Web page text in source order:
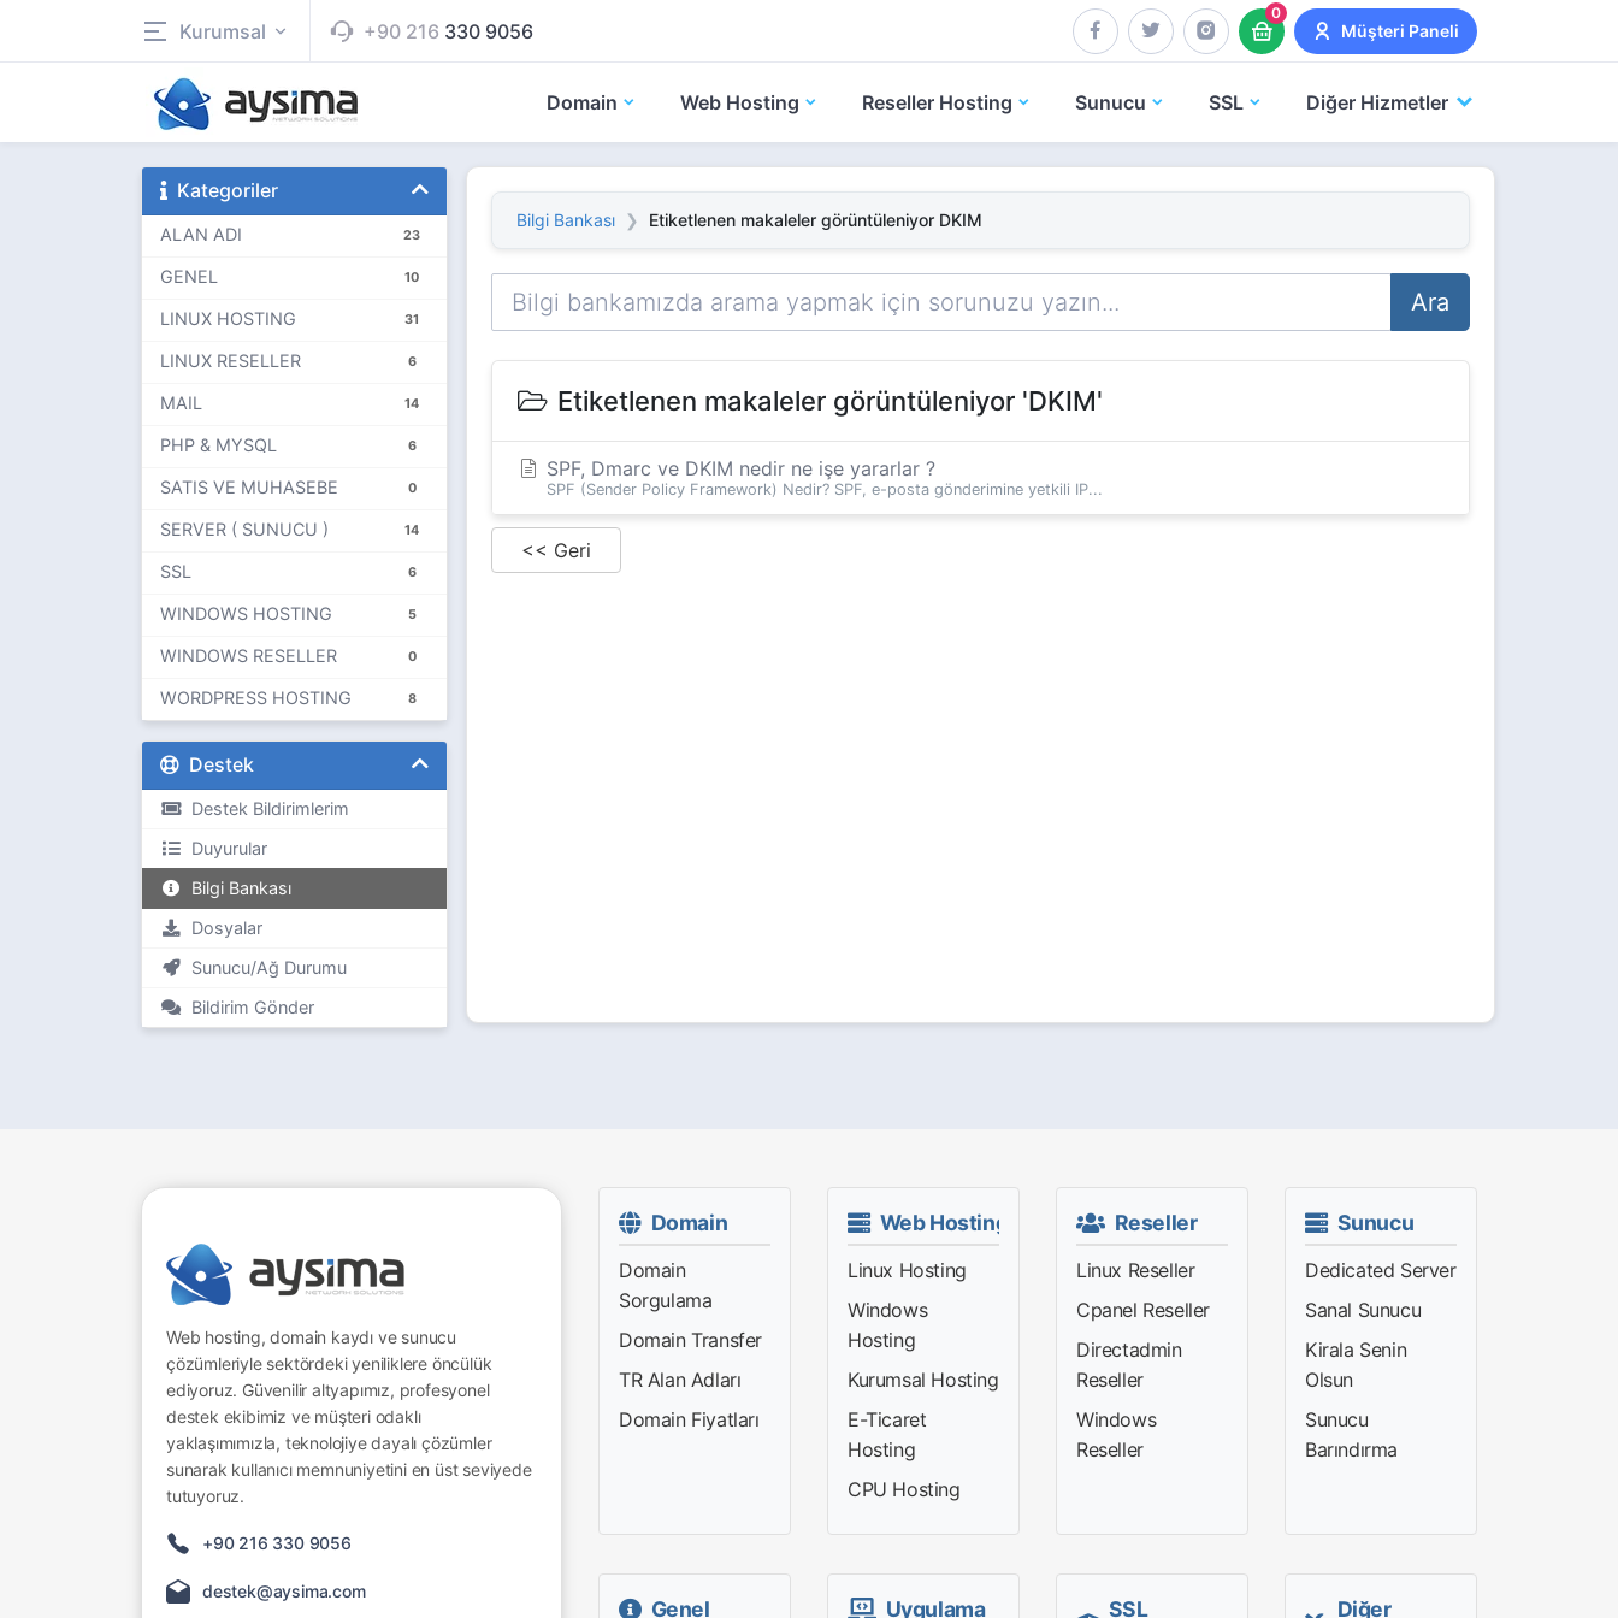
Kurumsal +90 216 330 9056
0
Müşteri Paneli
Domain Web Hosting Reseller Hosting Sunucu SSL Diğer Hizmetler
Kategoriler
23
ALAN ADI
10
GENEL
31
LINUX HOSTING
6
LINUX RESELLER
14
MAIL
6
PHP & MYSQL
0
SATIS VE MUHASEBE
14
SERVER ( SUNUCU )
6
SSL
5
WINDOWS HOSTING
0
WINDOWS RESELLER
8
WORDPRESS HOSTING
Destek
Destek Bildirimlerim
Duyurular
Bilgi Bankası
Dosyalar
Sunucu/Ağ Durumu
Bildirim Gönder
Bilgi Bankası Etiketlenen makaleler görüntüleniyor DKIM
Ara
Etiketlenen makaleler görüntüleniyor 'DKIM'
SPF, Dmarc ve DKIM nedir ne işe yararlar ?
SPF (Sender Policy Framework) Nedir? SPF, e-posta gönderimine yetkili IP...
<< Geri
Web hosting, domain kaydı ve sunucu
çözümleriyle sektördeki yeniliklere öncülük
ediyoruz. Güvenilir altyapımız, profesyonel
destek ekibimiz ve müşteri odaklı
yaklaşımımızla, teknolojiye dayalı çözümler
sunarak kullanıcı memnuniyetini en üst seviyede
tutuyoruz.
+90 216 330 9056
destek@aysima.com
Domain
Domain
Sorgulama
Domain Transfer
TR Alan Adları
Domain Fiyatları
Web Hosting
Linux Hosting
Windows
Hosting
Kurumsal Hosting
E-Ticaret
Hosting
CPU Hosting
Reseller
Linux Reseller
Cpanel Reseller
Directadmin
Reseller
Windows
Reseller
Sunucu
Dedicated Server
Sanal Sunucu
Kirala Senin
Olsun
Sunucu
Barındırma
Genel Uygulama SSL Diğer